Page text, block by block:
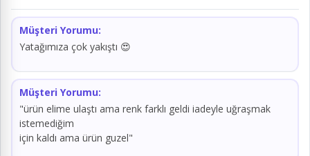
Müşteri Yorumu:
Yatağımıza çok yakıştı 😍
Müşteri Yorumu:
"ürün elime ulaştı ama renk farklı geldi iadeyle uğraşmak
istemediğim
için kaldı ama ürün guzel"